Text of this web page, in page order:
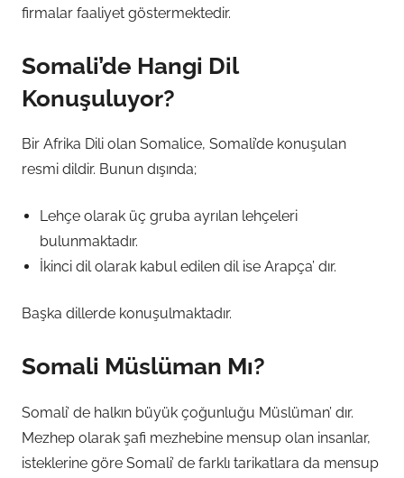
firmalar faaliyet göstermektedir.
Somali’de Hangi Dil
Konuşuluyor?
Bir Afrika Dili olan Somalice, Somali’de konuşulan
resmi dildir. Bunun dışında;
Lehçe olarak üç gruba ayrılan lehçeleri
bulunmaktadır.
İkinci dil olarak kabul edilen dil ise Arapça’ dır.
Başka dillerde konuşulmaktadır.
​​​​Somali Müslüman Mı?
Somali’ de halkın büyük çoğunluğu Müslüman’ dır.
Mezhep olarak şafi mezhebine mensup olan insanlar,
isteklerine göre Somali’ de farklı tarikatlara da mensup